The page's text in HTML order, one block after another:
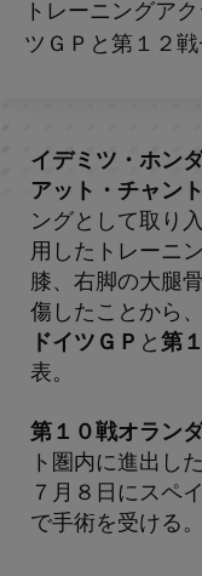
トレーニングア
ツＧＰと第１２
イデミツ・ホン
アット・チャン
ングとして取り
用したトレーニ
膝、右脚の大腿
傷したことから
ドイツＧＰ と 第
表。
第１０戦オラン
ト圏内に進出した
７月８日にスペ
で手術を受ける。